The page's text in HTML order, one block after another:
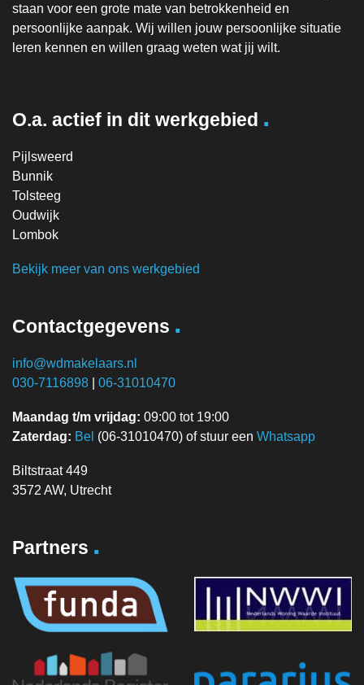
staan voor een grote mate van betrokkenheid en
persoonlijke aanpak. Wij willen jouw persoonlijke situatie
leren kennen en willen graag weten wat jij wilt.
O.a. actief in dit werkgebied .
Pijlsweerd
Bunnik
Tolsteeg
Oudwijk
Lombok
Bekijk meer van ons werkgebied
Contactgegevens .
info@wdmakelaars.nl
030-7116898
06-31010470
Maandag t/m vrijdag: 09:00 tot 19:00
Zaterdag: Bel (06-31010470) of stuur een Whatsapp
Biltstraat 449
3572 AW, Utrecht
Partners .